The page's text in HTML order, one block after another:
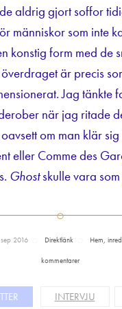
aldrig gjort soffor
människor som inte
konstig form med de
är precis
Jag tänkte
när jag ritade
om man klär
eller Comme des
Ghostskulle vara
2016 Direktlänk Hem,
kommentarer
INTERVJU